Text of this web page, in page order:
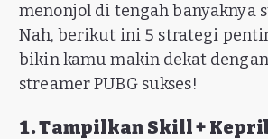
menonjol di tengah banyaknya
Nah, berikut ini 5 strategi
bikin kamu makin dekat
streamer PUBG sukses!
1. Tampilkan Skill +